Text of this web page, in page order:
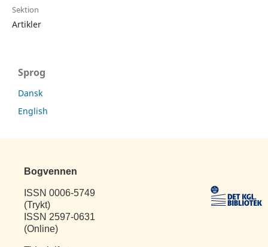
Sektion
Artikler
Sprog
Dansk
English
Bogvennen
ISSN 0006-5749
(Trykt)
ISSN 2597-0631
(Online)